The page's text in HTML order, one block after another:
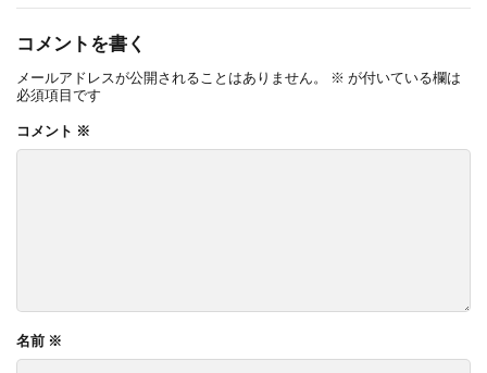
コメントを書く
メールアドレスが公開されることはありません。 ※ が付いている欄は
必須項目です
コメント ※
名前 ※